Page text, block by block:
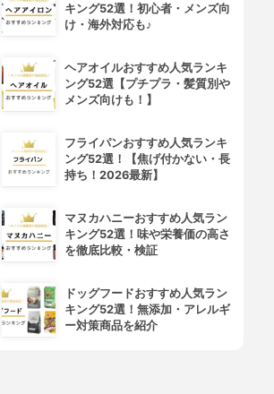
FUJIFILM(フジフイルム)
メタバリアEX
さくらの森
キング52選！初心者・メンズ向
け・海外対応も♪
ヘアオイルおすすめ人気ランキ
ング52選【プチプラ・髪質別や
メンズ向けも！】
フライパンおすすめ人気ランキ
ング52選！【焦げ付かない・長
持ち！2026最新】
マヌカハニーおすすめ人気ラン
キング52選！味や栄養価の高さ
を徹底比較・検証
ドッグフードおすすめ人気ラン
キング52選！無添加・アレルギ
ー対策商品を紹介